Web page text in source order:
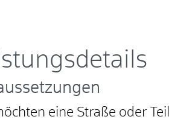
eine Straße oder